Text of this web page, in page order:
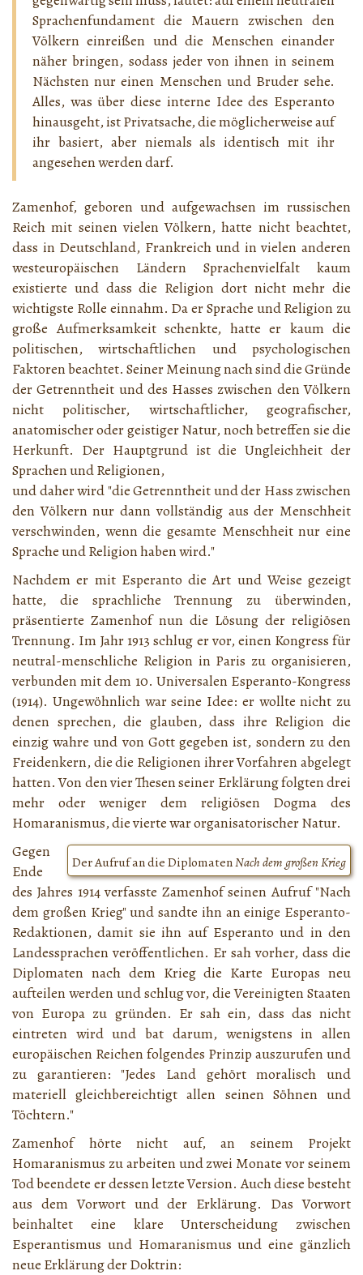
Sprachenfundament die Mauern zwischen den
Völkern einreißen und die Menschen einander
näher bringen, sodass jeder von ihnen in seinem
Nächsten nur einen Menschen und Bruder sehe.
Alles, was über diese interne Idee des Esperanto
hinausgeht, ist Privatsache, die möglicherweise auf
ihr basiert, aber niemals als identisch mit ihr
angesehen werden darf.
Zamenhof, geboren und aufgewachsen im russischen
Reich mit seinen vielen Völkern, hatte nicht beachtet,
dass in Deutschland, Frankreich und in vielen anderen
westeuropäischen Ländern Sprachenvielfalt kaum
existierte und dass die Religion dort nicht mehr die
wichtigste Rolle einnahm. Da er Sprache und Religion zu
große Aufmerksamkeit schenkte, hatte er kaum die
politischen, wirtschaftlichen und psychologischen
Faktoren beachtet. Seiner Meinung nach sind die Gründe
der Getrenntheit und des Hasses zwischen den Völkern
nicht politischer, wirtschaftlicher, geografischer,
anatomischer oder geistiger Natur, noch betreffen sie die
Herkunft. Der Hauptgrund ist die Ungleichheit der
Sprachen und Religionen,
und daher wird "die Getrenntheit und der Hass zwischen
den Völkern nur dann vollständig aus der Menschheit
verschwinden, wenn die gesamte Menschheit nur eine
Sprache und Religion haben wird."
Nachdem er mit Esperanto die Art und Weise gezeigt
hatte, die sprachliche Trennung zu überwinden,
präsentierte Zamenhof nun die Lösung der religiösen
Trennung. Im Jahr 1913 schlug er vor, einen Kongress für
neutral-menschliche Religion in Paris zu organisieren,
verbunden mit dem 10. Universalen Esperanto-Kongress
(1914). Ungewöhnlich war seine Idee: er wollte nicht zu
denen sprechen, die glauben, dass ihre Religion die
einzig wahre und von Gott gegeben ist, sondern zu den
Freidenkern, die die Religionen ihrer Vorfahren abgelegt
hatten. Von den vier Thesen seiner Erklärung folgten drei
mehr oder weniger dem religiösen Dogma des
Homaranismus, die vierte war organisatorischer Natur.
Der Aufruf an die DiplomatenNach dem großen Krieg
Gegen
Ende
des Jahres 1914 verfasste Zamenhof seinen Aufruf "Nach
dem großen Krieg" und sandte ihn an einige Esperanto-
Redaktionen, damit sie ihn auf Esperanto und in den
Landessprachen veröffentlichen. Er sah vorher, dass die
Diplomaten nach dem Krieg die Karte Europas neu
aufteilen werden und schlug vor, die Vereinigten Staaten
von Europa zu gründen. Er sah ein, dass das nicht
eintreten wird und bat darum, wenigstens in allen
europäischen Reichen folgendes Prinzip auszurufen und
zu garantieren: "Jedes Land gehört moralisch und
materiell gleichbereichtigt allen seinen Söhnen und
Töchtern."
Zamenhof hörte nicht auf, an seinem Projekt
Homaranismus zu arbeiten und zwei Monate vor seinem
Tod beendete er dessen letzte Version. Auch diese besteht
aus dem Vorwort und der Erklärung. Das Vorwort
beinhaltet eine klare Unterscheidung zwischen
Esperantismus und Homaranismus und eine gänzlich
neue Erklärung der Doktrin: